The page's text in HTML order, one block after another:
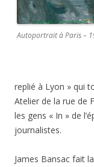
Autoportrait à Paris –
replié à Lyon » qui
Atelier de la rue de
les gens « In » de
journalistes.
James Bansac fait